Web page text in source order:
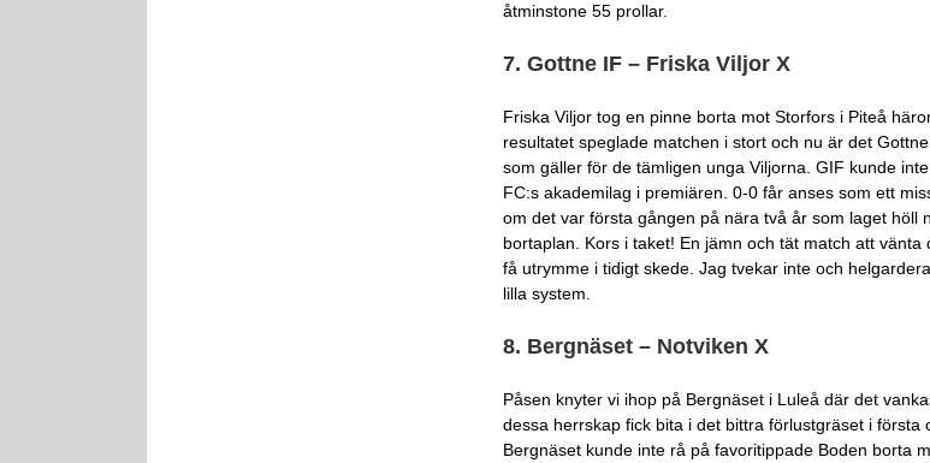
åtminstone 55 prollar.
7. Gottne IF – Friska Viljor X
Friska Viljor tog en pinne borta mot Storfors i Piteå
resultatet speglade matchen i stort och nu är det
som gäller för de tämligen unga Viljorna. GIF kunde
FC:s akademilag i premiären. 0-0 får anses som ett
om det var första gången på nära två år som laget höll
bortaplan. Kors i taket! En jämn och tät match att vänta
få utrymme i tidigt skede. Jag tvekar inte och
lilla system.
8. Bergnäset – Notviken X
Påsen knyter vi ihop på Bergnäset i Luleå där det
dessa herrskap fick bita i det bittra förlustgräset i första
Bergnäset kunde inte rå på favoritippade Boden borta